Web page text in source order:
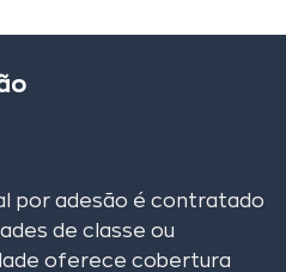
por adesão é contratado
de classe ou
oferece cobertura